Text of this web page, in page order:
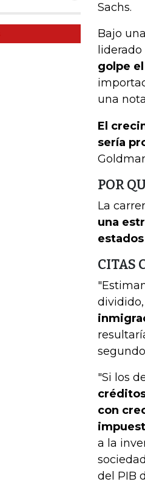
Sachs.
Bajo
golpe
una
El
sería
POR
La
una
CITAS
dividido,
"Si los
con
a la
del PIB